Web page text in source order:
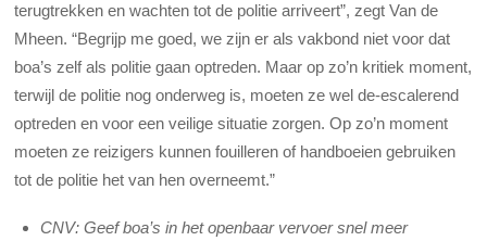
terugtrekken en wachten tot de politie arriveert”, zegt Van de
Mheen. “Begrijp me goed, we zijn er als vakbond niet voor dat
boa’s zelf als politie gaan optreden. Maar op zo’n kritiek moment,
terwijl de politie nog onderweg is, moeten ze wel de-escalerend
optreden en voor een veilige situatie zorgen. Op zo’n moment
moeten ze reizigers kunnen fouilleren of handboeien gebruiken
tot de politie het van hen overneemt.”
CNV: Geef boa’s in het openbaar vervoer snel meer